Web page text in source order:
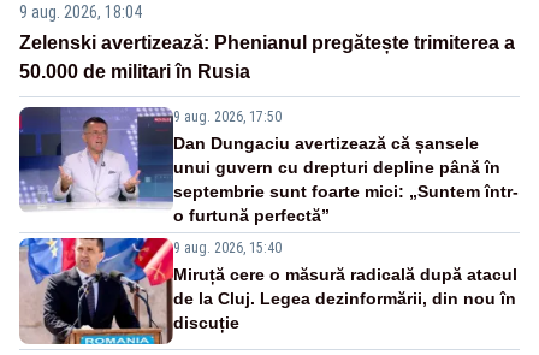
9 aug. 2026, 18:04
Zelenski avertizează: Phenianul pregătește trimiterea a
50.000 de militari în Rusia
9 aug. 2026, 17:50
Dan Dungaciu avertizează că șansele
unui guvern cu drepturi depline până în
septembrie sunt foarte mici: „Suntem într-
o furtună perfectă”
9 aug. 2026, 15:40
Miruță cere o măsură radicală după atacul
de la Cluj. Legea dezinformării, din nou în
discuție